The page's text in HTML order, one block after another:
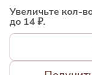
Увеличьте кол-
до 14 ₽.